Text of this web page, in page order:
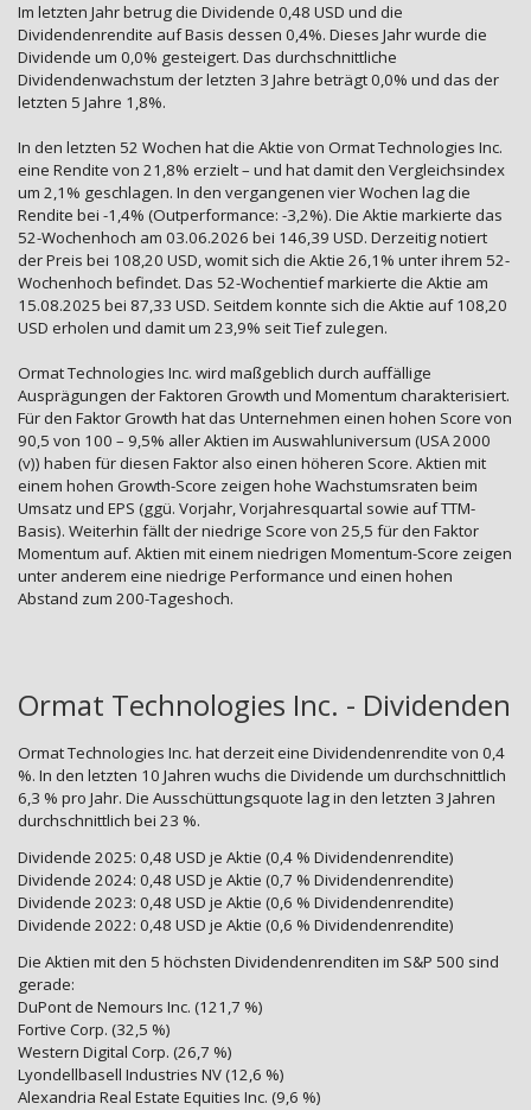
Im letzten Jahr betrug die Dividende 0,48 USD und die
Dividendenrendite auf Basis dessen 0,4%. Dieses Jahr wurde die
Dividende um 0,0% gesteigert. Das durchschnittliche
Dividendenwachstum der letzten 3 Jahre beträgt 0,0% und das der
letzten 5 Jahre 1,8%.
In den letzten 52 Wochen hat die Aktie von Ormat Technologies Inc.
eine Rendite von 21,8% erzielt – und hat damit den Vergleichsindex
um 2,1% geschlagen. In den vergangenen vier Wochen lag die
Rendite bei -1,4% (Outperformance: -3,2%). Die Aktie markierte das
52-Wochenhoch am 03.06.2026 bei 146,39 USD. Derzeitig notiert
der Preis bei 108,20 USD, womit sich die Aktie 26,1% unter ihrem 52-
Wochenhoch befindet. Das 52-Wochentief markierte die Aktie am
15.08.2025 bei 87,33 USD. Seitdem konnte sich die Aktie auf 108,20
USD erholen und damit um 23,9% seit Tief zulegen.
Ormat Technologies Inc. wird maßgeblich durch auffällige
Ausprägungen der Faktoren Growth und Momentum charakterisiert.
Für den Faktor Growth hat das Unternehmen einen hohen Score von
90,5 von 100 – 9,5% aller Aktien im Auswahluniversum (USA 2000
(v)) haben für diesen Faktor also einen höheren Score. Aktien mit
einem hohen Growth-Score zeigen hohe Wachstumsraten beim
Umsatz und EPS (ggü. Vorjahr, Vorjahresquartal sowie auf TTM-
Basis). Weiterhin fällt der niedrige Score von 25,5 für den Faktor
Momentum auf. Aktien mit einem niedrigen Momentum-Score zeigen
unter anderem eine niedrige Performance und einen hohen
Abstand zum 200-Tageshoch.
Ormat Technologies Inc. - Dividenden
Ormat Technologies Inc. hat derzeit eine Dividendenrendite von 0,4
%. In den letzten 10 Jahren wuchs die Dividende um durchschnittlich
6,3 % pro Jahr. Die Ausschüttungsquote lag in den letzten 3 Jahren
durchschnittlich bei 23 %.
Dividende 2025: 0,48 USD je Aktie (0,4 % Dividendenrendite)
Dividende 2024: 0,48 USD je Aktie (0,7 % Dividendenrendite)
Dividende 2023: 0,48 USD je Aktie (0,6 % Dividendenrendite)
Dividende 2022: 0,48 USD je Aktie (0,6 % Dividendenrendite)
Die Aktien mit den 5 höchsten Dividendenrenditen im S&P 500 sind
gerade:
DuPont de Nemours Inc. (121,7 %)
Fortive Corp. (32,5 %)
Western Digital Corp. (26,7 %)
Lyondellbasell Industries NV (12,6 %)
Alexandria Real Estate Equities Inc. (9,6 %)